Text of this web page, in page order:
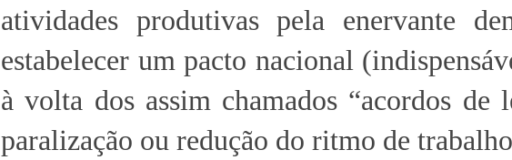
atividades produtivas pela enervante
estabelecer um pacto nacional
à volta dos assim chamados “acordos de
paralização ou redução do ritmo de